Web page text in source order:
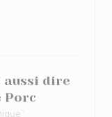
aussi dire
Porc